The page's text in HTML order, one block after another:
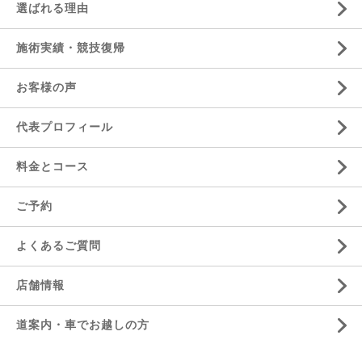
選ばれる理由
施術実績・競技復帰
お客様の声
代表プロフィール
料金とコース
ご予約
よくあるご質問
店舗情報
道案内・車でお越しの方